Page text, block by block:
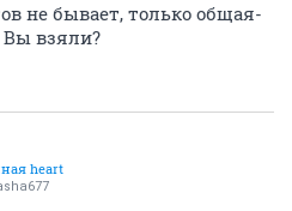
не бывает, только общая-
Вы взяли?
heart